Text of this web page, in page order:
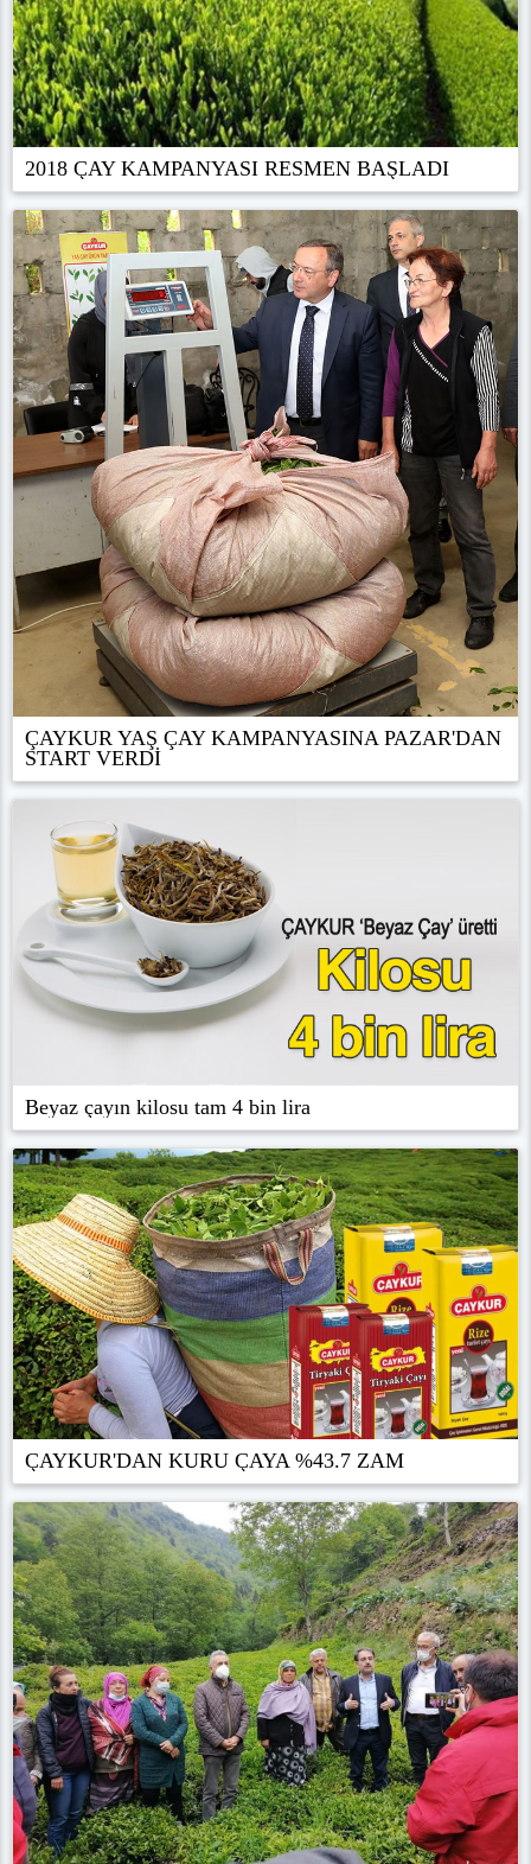
2018 ÇAY KAMPANYASI RESMEN BAŞLADI
ÇAYKUR YAŞ ÇAY KAMPANYASINA PAZAR'DAN
START VERDİ
Beyaz çayın kilosu tam 4 bin lira
ÇAYKUR'DAN KURU ÇAYA %43.7 ZAM